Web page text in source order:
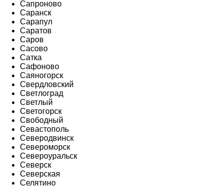
Сапроново
Саранск
Сарапул
Саратов
Саров
Сасово
Сатка
Сафоново
Саяногорск
Свердловский
Светлоград
Светлый
Светогорск
Свободный
Севастополь
Северодвинск
Североморск
Североуральск
Северск
Северская
Селятино